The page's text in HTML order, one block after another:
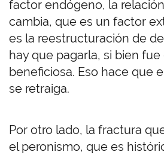
factor endógeno, la
cambia, que es un factor
es la reestructuración de
hay que pagarla, si bien
beneficiosa. Eso hace que
se retraiga.
Por otro lado, la fractura
el peronismo, que es